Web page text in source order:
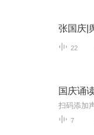
张国庆|
22
国庆诵
7